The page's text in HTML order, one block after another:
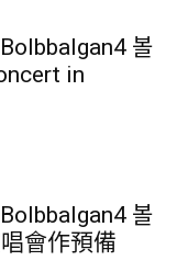
볼
in
볼
會作預備